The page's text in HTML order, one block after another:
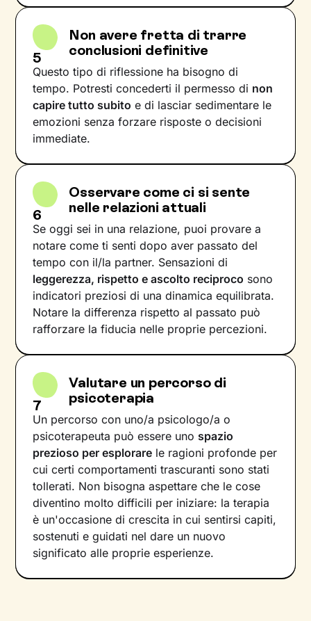
5
Non avere fretta di trarre
conclusioni definitive
Questo tipo di riflessione ha bisogno di
tempo. Potresti concederti il permesso di non
capire tutto subito e di lasciar sedimentare le
emozioni senza forzare risposte o decisioni
immediate.
6
Osservare come ci si sente
nelle relazioni attuali
Se oggi sei in una relazione, puoi provare a
notare come ti senti dopo aver passato del
tempo con il/la partner. Sensazioni di
leggerezza, rispetto e ascolto reciproco sono
indicatori preziosi di una dinamica equilibrata.
Notare la differenza rispetto al passato può
rafforzare la fiducia nelle proprie percezioni.
7
Valutare un percorso di
psicoterapia
Un percorso con uno/a psicologo/a o
psicoterapeuta può essere uno spazio
prezioso per esplorare le ragioni profonde per
cui certi comportamenti trascuranti sono stati
tollerati. Non bisogna aspettare che le cose
diventino molto difficili per iniziare: la terapia
è un'occasione di crescita in cui sentirsi capiti,
sostenuti e guidati nel dare un nuovo
significato alle proprie esperienze.